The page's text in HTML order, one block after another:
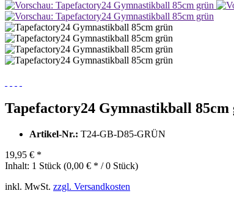
Tapefactory24 Gymnastikball 85cm
Artikel-Nr.: T24-GB-D85-GRÜN
19,95 € *
Inhalt: 1 Stück (0,00 € * / 0 Stück)
inkl. MwSt. zzgl. Versandkosten